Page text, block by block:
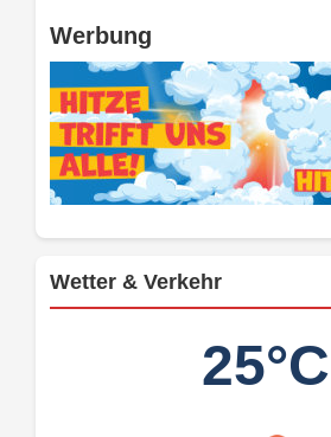
Werbung
Wetter & Verkehr
25°C